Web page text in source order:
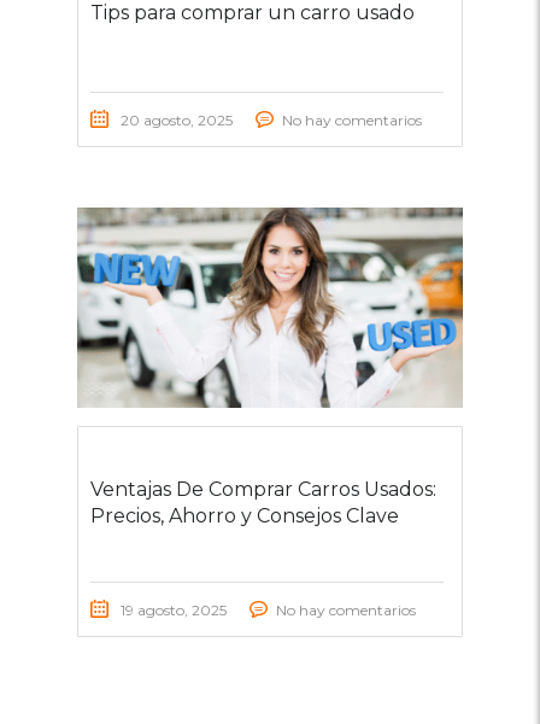
Tips para comprar un carro usado
20 agosto, 2025 No hay comentarios
Ventajas De Comprar Carros Usados:
Precios, Ahorro y Consejos Clave
19 agosto, 2025 No hay comentarios